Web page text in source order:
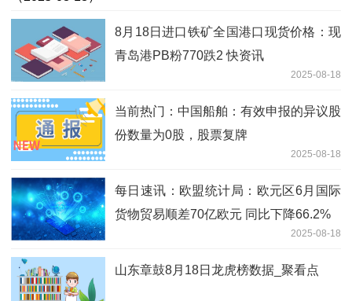
8月18日进口铁矿全国港口现货价格：现
青岛港PB粉770跌2 快资讯
2025-08-18
当前热门：中国船舶：有效申报的异议股
份数量为0股，股票复牌
2025-08-18
每日速讯：欧盟统计局：欧元区6月国际
货物贸易顺差70亿欧元 同比下降66.2%
2025-08-18
山东章鼓8月18日龙虎榜数据_聚看点